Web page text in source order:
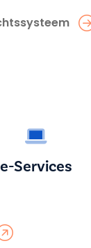
e-Services